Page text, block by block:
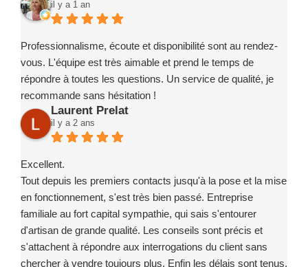
il y a 1 an
Professionnalisme, écoute et disponibilité sont au rendez-
vous. L'équipe est très aimable et prend le temps de
répondre à toutes les questions. Un service de qualité, je
recommande sans hésitation !
Laurent Prelat
il y a 2 ans
Excellent.
Tout depuis les premiers contacts jusqu'à la pose et la mise
en fonctionnement, s'est très bien passé. Entreprise
familiale au fort capital sympathie, qui sais s'entourer
d'artisan de grande qualité. Les conseils sont précis et
s'attachent à répondre aux interrogations du client sans
chercher à vendre toujours plus. Enfin les délais sont tenus,